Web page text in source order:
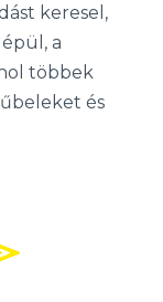
keresel,
a
többek
és